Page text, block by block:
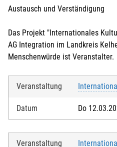
Austausch und Verständigung
Das Projekt "Internationales
AG Integration im Landkreis
Menschenwürde ist Veranstalter.
Veranstaltung
Datum Do
Veranstaltung